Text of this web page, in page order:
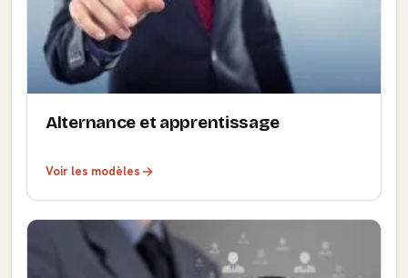
Alternance et apprentissage
Voir les modèles